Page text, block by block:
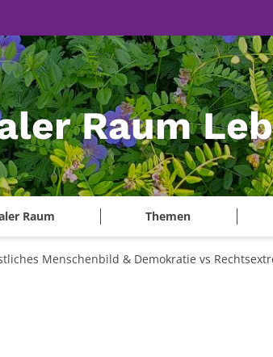
Raum
Raum Themen
Menschenbild & Demokratie vs